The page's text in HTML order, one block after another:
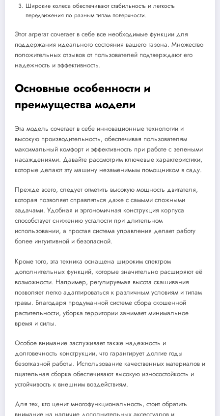
Широкие колеса обеспечивают стабильность и легкость
передвижения по разным типам поверхности.
Этот агрегат сочетает в себе все необходимые функции для
поддержания идеального состояния вашего газона. Множество
положительных отзывов от пользователей подтверждают его
надежность и эффективность.
Основные особенности и
преимущества модели
Эта модель сочетает в себе инновационные технологии и
высокую производительность, обеспечивая пользователям
максимальный комфорт и эффективность при работе с зелеными
насаждениями. Давайте рассмотрим ключевые характеристики,
которые делают эту машину незаменимым помощником в саду.
Прежде всего, следует отметить высокую мощность двигателя,
которая позволяет справляться даже с самыми сложными
задачами. Удобная и эргономичная конструкция корпуса
способствует снижению усталости при длительном
использовании, а простая система управления делает работу
более интуитивной и безопасной.
Кроме того, эта техника оснащена широким спектром
дополнительных функций, которые значительно расширяют её
возможности. Например, регулируемая высота скашивания
позволяет легко адаптироваться к различным условиям и типам
травы. Благодаря продуманной системе сбора скошенной
растительности, уборка территории занимает минимальное
время и силы.
Особое внимание заслуживает также надежность и
долговечность конструкции, что гарантирует долгие годы
безотказной работы. Использование качественных материалов и
тщательная сборка обеспечивают высокую износостойкость и
устойчивость к внешним воздействиям.
Для тех, кто ценит многофункциональность, стоит обратить